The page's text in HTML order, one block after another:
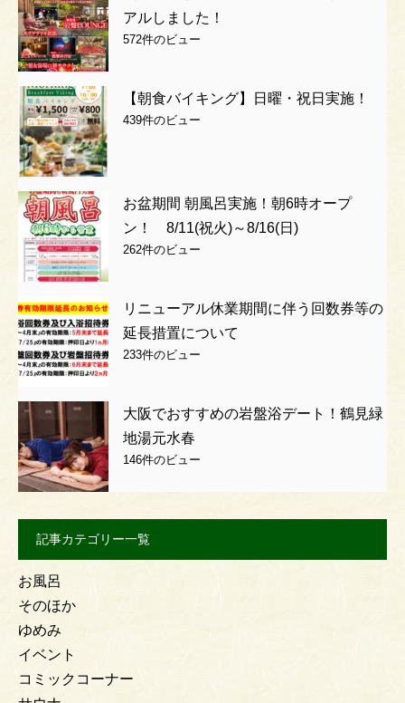
アルしました！
572件のビュー
【朝食バイキング】日曜・祝日実施！
439件のビュー
お盆期間 朝風呂実施！朝6時オープ
ン！ 8/11(祝火)～8/16(日)
262件のビュー
リニューアル休業期間に伴う回数券等の
延長措置について
233件のビュー
大阪でおすすめの岩盤浴デート！鶴見緑
地湯元水春
146件のビュー
記事カテゴリー一覧
お風呂
そのほか
ゆめみ
イベント
コミックコーナー